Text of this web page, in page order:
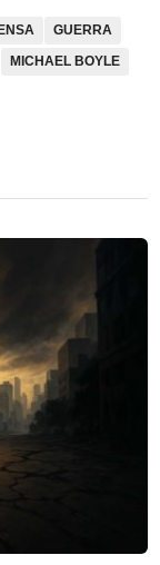
GUERRA
MICHAEL BOYLE